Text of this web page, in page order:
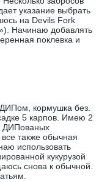
указание выбрать
на Devils Fork
Начинаю добавлять
поклевка и
кормушка без.
5 карпов. Имею 2
ДИПованых
также обычная
использовать
кукурузой
снова к обычной.